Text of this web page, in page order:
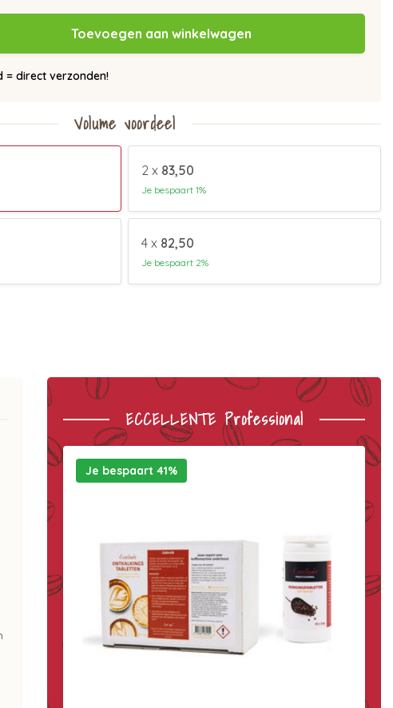
Toevoegen aan winkelwagen
= direct verzonden!
Volume voordeel
2 x 83,50
Je bespaart 1%
4 x 82,50
Je bespaart 2%
ECCELLENTE Professional
Je bespaart 41%